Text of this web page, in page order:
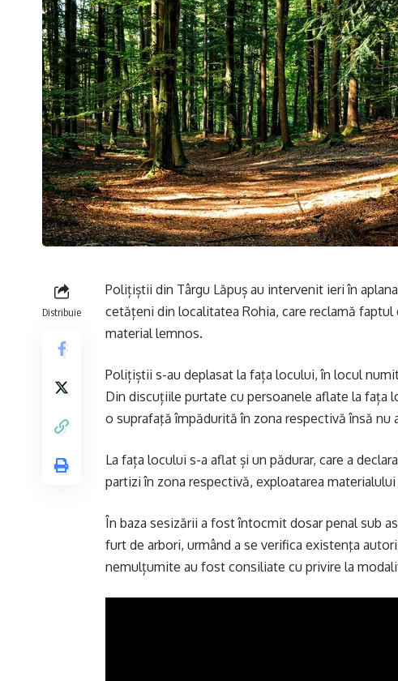
Distribuie
Polițiștii din Târgu Lăpuș au intervenit ieri în
cetățeni din localitatea Rohia, care reclamă
material lemnos.
Polițiștii s-au deplasat la fața locului, în locul
Din discuțiile purtate cu persoanele aflate la fața
o suprafaţă împădurită în zona respectivă însă
La fața locului s-a aflat și un pădurar, care a
partizi în zona respectivă, exploatarea
În baza sesizării a fost întocmit dosar penal sub
furt de arbori, urmând a se verifica existenţa
nemulțumite au fost consiliate cu privire la